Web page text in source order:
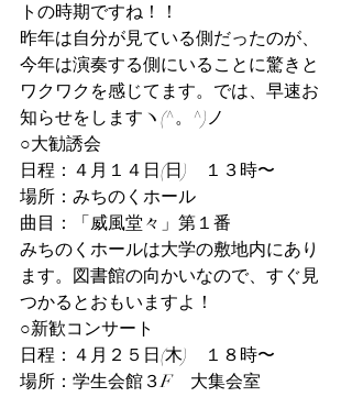
トの時期ですね！！
昨年は自分が見ている側だったのが、
今年は演奏する側にいることに驚きと
ワクワクを感じてます。では、早速お
知らせをしますヽ(^。^)ノ
○大勧誘会
日程：４月１４日(日)　１３時〜
場所：みちのくホール
曲目：「威風堂々」第１番
みちのくホールは大学の敷地内にあり
ます。図書館の向かいなので、すぐ見
つかるとおもいますよ！
○新歓コンサート
日程：４月２５日(木)　１８時〜
場所：学生会館３F　大集会室